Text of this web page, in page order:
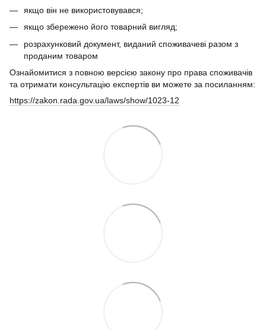
якщо він не використовувався;
якщо збережено його товарний вигляд;
розрахунковий документ, виданий споживачеві разом з
проданим товаром
Ознайомитися з повною версією закону про права споживачів
та отримати консультацію експертів ви можете за посиланням:
https://zakon.rada.gov.ua/laws/show/1023-12